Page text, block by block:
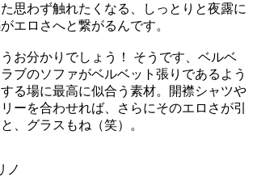
思わず触れたくなる、しっとりと夜露に
エロさへと繋がるんです。
お分かりでしょう！ そうです、ベルベ
ブのソファがベルベット張りであるよう
る場に最高に似合う素材。開襟シャツや
ーを合わせれば、さらにそのエロさが引
、グラスもね（笑）。
ノ